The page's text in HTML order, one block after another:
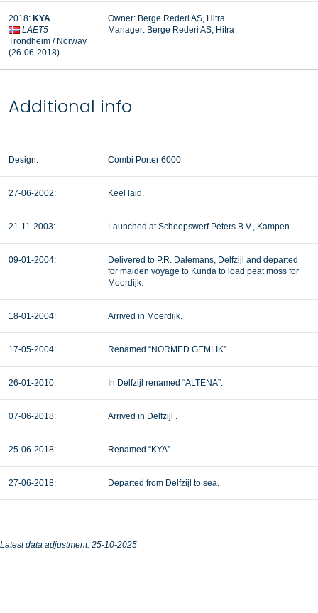
2018: KYA
LAET5
Trondheim / Norway
(26-06-2018)
Owner: Berge Rederi AS, Hitra
Manager: Berge Rederi AS, Hitra
Additional info
Design: Combi Porter 6000
27-06-2002: Keel laid.
21-11-2003: Launched at Scheepswerf Peters B.V., Kampen
09-01-2004:
Delivered to P.R. Dalemans, Delfzijl and departed
for maiden voyage to Kunda to load peat moss for
Moerdijk.
18-01-2004: Arrived in Moerdijk.
17-05-2004: Renamed “NORMED GEMLIK”.
26-01-2010: In Delfzijl renamed “ALTENA”.
07-06-2018: Arrived in Delfzijl .
25-06-2018: Renamed “KYA”.
27-06-2018: Departed from Delfzijl to sea.
Latest data adjustment: 25-10-2025